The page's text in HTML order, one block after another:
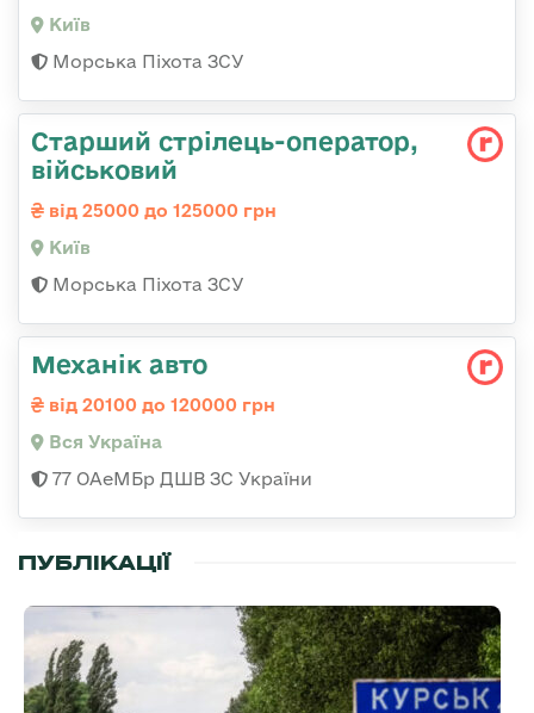
Київ
Морська Піхота ЗСУ
Стаpший стpілець-опеpатоp,
військовий
від 25000 до 125000 грн
Київ
Морська Піхота ЗСУ
Механік авто
від 20100 до 120000 грн
Вся Україна
77 ОАеМБр ДШВ ЗС України
ПУБЛІКАЦІЇ